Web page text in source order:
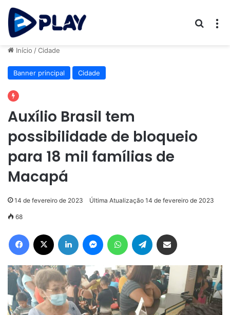
Início /Cidade
Banner principal Cidade
Auxílio Brasil tem
possibilidade de bloqueio
para 18 mil famílias de
Macapá
14 de fevereiro de 2023 Última Atualização 14 de fevereiro de 2023
68
Facebook Linkedin MessengerWhatsAppTelegram